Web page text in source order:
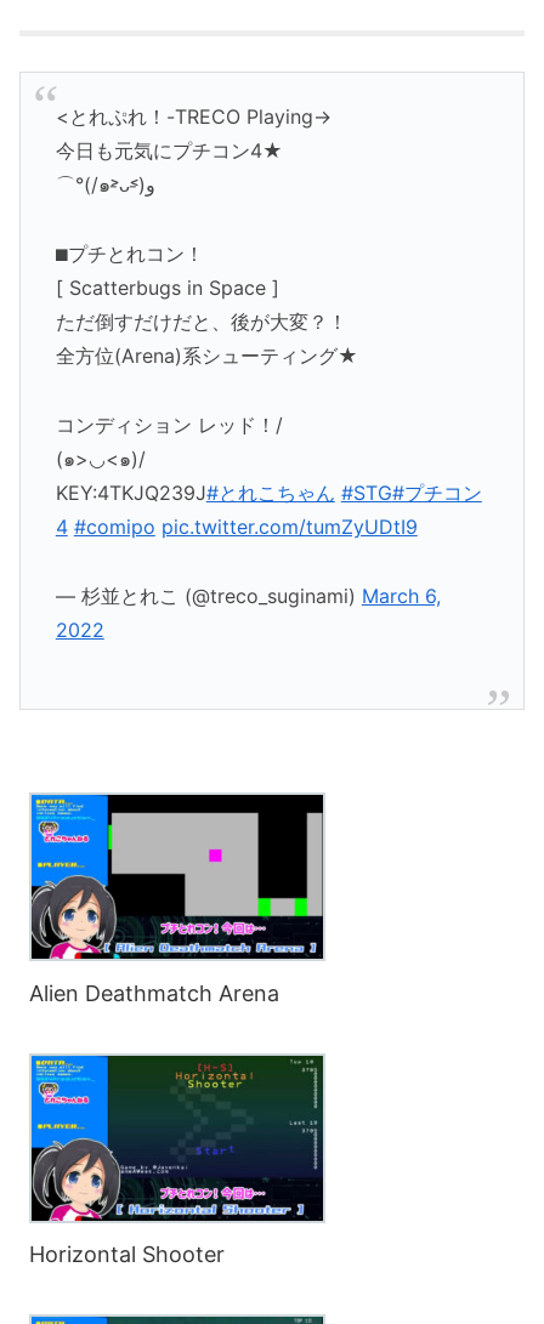
<とれぷれ！-TRECO Playing->
今日も元気にプチコン4★
⌒°(/๑˃̵ᴗ˂̵)و
⬛︎プチとれコン！
[ Scatterbugs in Space ]
ただ倒すだけだと、後が大変？！
全方位(Arena)系シューティング★
コンディション レッド！/
(๑>◡<๑)/
KEY:4TKJQ239J#とれこちゃん #STG#プチコン
4 #comipo pic.twitter.com/tumZyUDtI9
— 杉並とれこ (@treco_suginami) March 6,
2022
Alien Deathmatch Arena
Horizontal Shooter